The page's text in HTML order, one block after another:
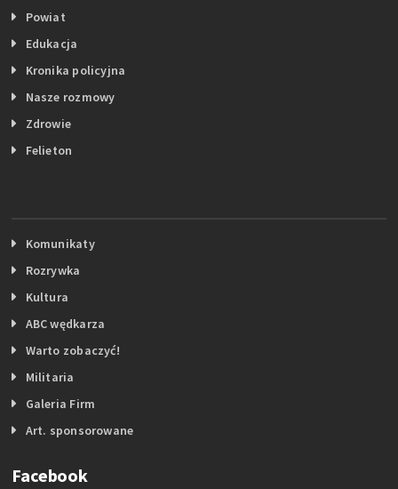
Powiat
Edukacja
Kronika policyjna
Nasze rozmowy
Zdrowie
Felieton
Komunikaty
Rozrywka
Kultura
ABC wędkarza
Warto zobaczyć!
Militaria
Galeria Firm
Art. sponsorowane
Facebook